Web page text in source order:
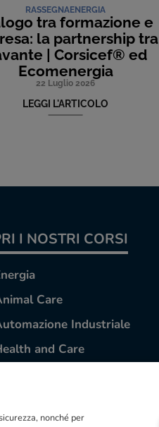
RASSEGNAENERGIA
tra formazione e
la partnership tra
| Corsicef® ed
Ecomenergia
22 Luglio 2026
LEGGI L'ARTICOLO
I NOSTRI CORSI
Care
Industriale
and Care
nonché per